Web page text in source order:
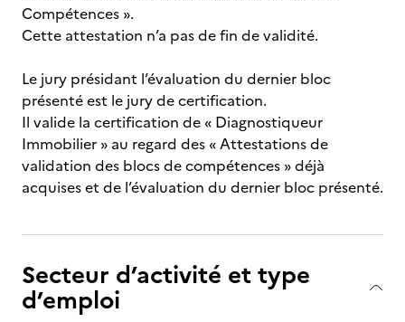
Compétences ».
Cette attestation n’a pas de fin de validité.
Le jury présidant l’évaluation du dernier bloc
présenté est le jury de certification.
Il valide la certification de « Diagnostiqueur
Immobilier » au regard des « Attestations de
validation des blocs de compétences » déjà
acquises et de l’évaluation du dernier bloc présenté.
Secteur d’activité et type
d’emploi